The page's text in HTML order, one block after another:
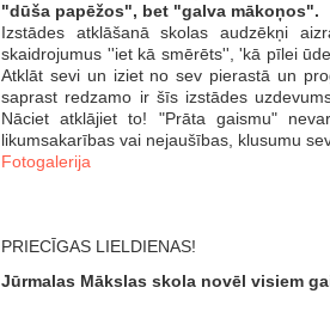
"dūša papēžos", bet "galva mākoņos".
Izstādes atklāšanā skolas audzēkņi
skaidrojumus ''iet kā smērēts'', 'kā pīlei
Atklāt sevi un iziet no sev pierastā un
saprast redzamo ir šīs izstādes
Nāciet atklājiet to! "Prāta gaismu"
likumsakarības vai nejaušības, klusumu
Fotogalerija
PRIECĪGAS LIELDIENAS!
Jūrmalas Mākslas skola novēl visiem